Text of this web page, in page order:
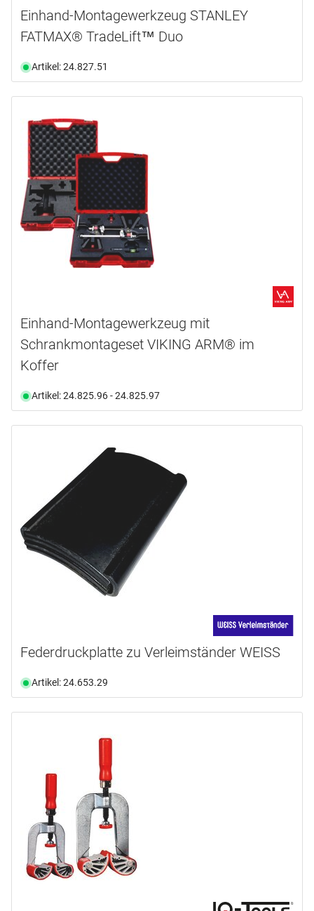
Einhand-Montagewerkzeug STANLEY
FATMAX® TradeLift™ Duo
Artikel: 24.827.51
Einhand-Montagewerkzeug mit
Schrankmontageset VIKING ARM® im
Koffer
Artikel: 24.825.96 - 24.825.97
Federdruckplatte zu Verleimständer WEISS
Artikel: 24.653.29